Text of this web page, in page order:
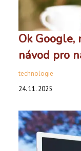
Ok Google,
návod pro
technologie
24. 11. 2025